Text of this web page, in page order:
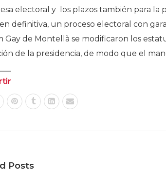
electoral y los plazos también para la
definitiva, un proceso electoral con
Gay de Montellà se modificaron los
de la presidencia, de modo que el
Posts